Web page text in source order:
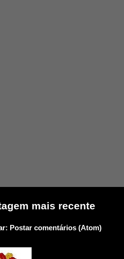
mais recente
Postar comentários (Atom)